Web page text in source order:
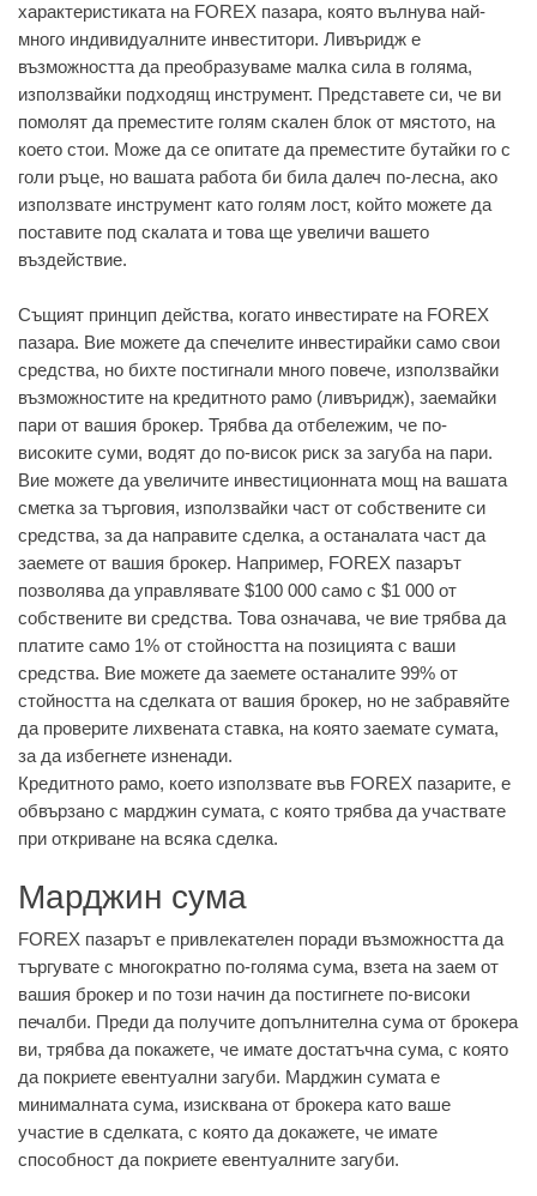
характеристиката на FOREX пазара, която вълнува най-
много индивидуалните инвеститори. Ливъридж е
възможността да преобразуваме малка сила в голяма,
използвайки подходящ инструмент. Представете си, че ви
помолят да преместите голям скален блок от мястото, на
което стои. Може да се опитате да преместите бутайки го с
голи ръце, но вашата работа би била далеч по-лесна, ако
използвате инструмент като голям лост, който можете да
поставите под скалата и това ще увеличи вашето
въздействие.
Същият принцип действа, когато инвестирате на FOREX
пазара. Вие можете да спечелите инвестирайки само свои
средства, но бихте постигнали много повече, използвайки
възможностите на кредитното рамо (ливъридж), заемайки
пари от вашия брокер. Трябва да отбележим, че по-
високите суми, водят до по-висок риск за загуба на пари.
Вие можете да увеличите инвестиционната мощ на вашата
сметка за търговия, използвайки част от собствените си
средства, за да направите сделка, а останалата част да
заемете от вашия брокер. Например, FOREX пазарът
позволява да управлявате $100 000 само с $1 000 от
собствените ви средства. Това означава, че вие трябва да
платите само 1% от стойността на позицията с ваши
средства. Вие можете да заемете останалите 99% от
стойността на сделката от вашия брокер, но не забравяйте
да проверите лихвената ставка, на която заемате сумата,
за да избегнете изненади.
Кредитното рамо, което използвате във FOREX пазарите, е
обвързано с марджин сумата, с която трябва да участвате
при откриване на всяка сделка.
Марджин сума
FOREX пазарът е привлекателен поради възможността да
търгувате с многократно по-голяма сума, взета на заем от
вашия брокер и по този начин да постигнете по-високи
печалби. Преди да получите допълнителна сума от брокера
ви, трябва да покажете, че имате достатъчна сума, с която
да покриете евентуални загуби. Марджин сумата е
минималната сума, изисквана от брокера като ваше
участие в сделката, с която да докажете, че имате
способност да покриете евентуалните загуби.